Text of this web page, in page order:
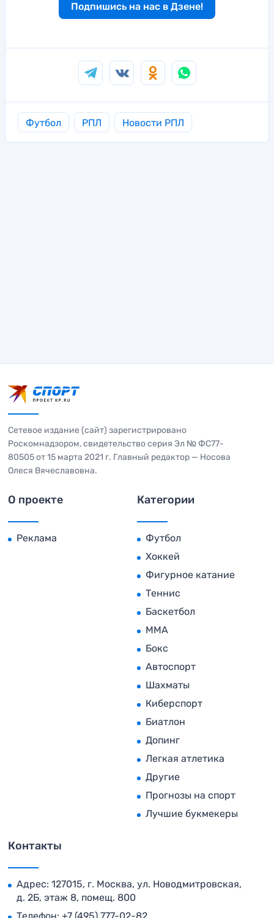
Подпишись на нас в Дзене!
Футбол РПЛ Новости РПЛ
Сетевое издание (сайт) зарегистрировано
Роскомнадзором, свидетельство серия Эл № ФС77-
80505 от 15 марта 2021 г. Главный редактор — Носова
Олеся Вячеславовна.
О проекте
Реклама
Категории
Футбол
Хоккей
Фигурное катание
Теннис
Баскетбол
MMA
Бокс
Автоспорт
Шахматы
Киберспорт
Биатлон
Допинг
Легкая атлетика
Другие
Прогнозы на спорт
Лучшие букмекеры
Контакты
Адрес: 127015, г. Москва, ул. Новодмитровская,
д. 2Б, этаж 8, помещ. 800